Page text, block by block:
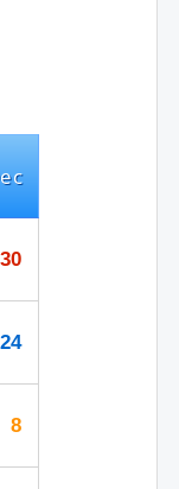
30
24
8